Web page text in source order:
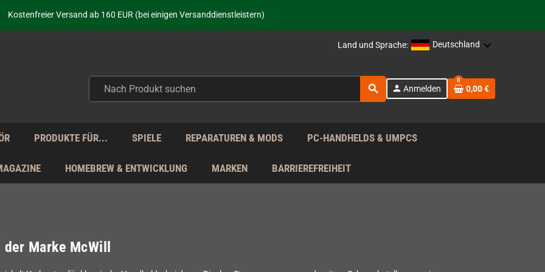
Kostenfreier Versand ab 160 EUR (bei einigen Versanddienstleistern)
Seit über 20 Jahren Deine Anlaufstelle für neue Retro-Hardware!
Täglicher Versand Mo - Fr aus Deutschland - zollfrei innerhalb der EU!
Land und Sprache: Deutschland
search person Anmelden
0
0,00 €
PRODUKTE FÜR... SPIELE REPARATUREN & MODS PC-HANDHELDS & UMPCS
HOMEBREW & ENTWICKLUNG MARKEN BARRIEREFREIHEIT
Marke McWill